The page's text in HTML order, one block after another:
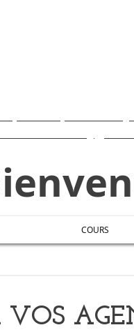
COURS
VOS